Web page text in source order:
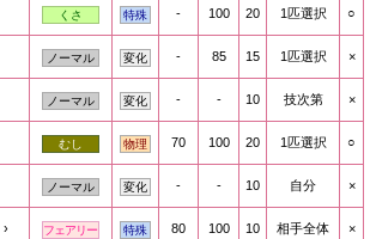
くさ 特殊 - 100 20 1匹選択 ○
ノーマル 変化 - 85 15 1匹選択 ×
ノーマル 変化 - - 10 技次第 ×
むし 物理 70 100 20 1匹選択 ○
ノーマル 変化 - - 10 自分 ×
フェアリー 特殊 80 100 10 相手全体 ×